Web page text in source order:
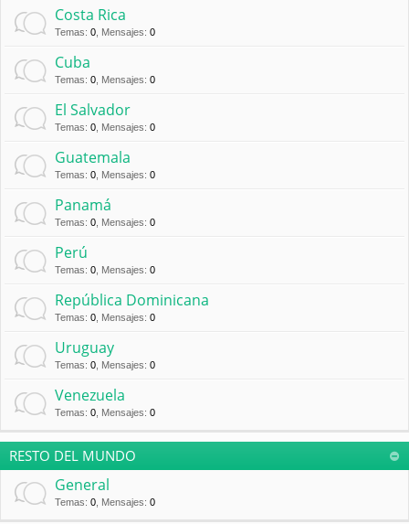
Costa Rica
Temas: 0 Mensajes: 0
Cuba
Temas: 0 Mensajes: 0
El Salvador
Temas: 0 Mensajes: 0
Guatemala
Temas: 0 Mensajes: 0
Panamá
Temas: 0 Mensajes: 0
Perú
Temas: 0 Mensajes: 0
República Dominicana
Temas: 0 Mensajes: 0
Uruguay
Temas: 0 Mensajes: 0
Venezuela
Temas: 0 Mensajes: 0
RESTO DEL MUNDO
General
Temas: 0 Mensajes: 0